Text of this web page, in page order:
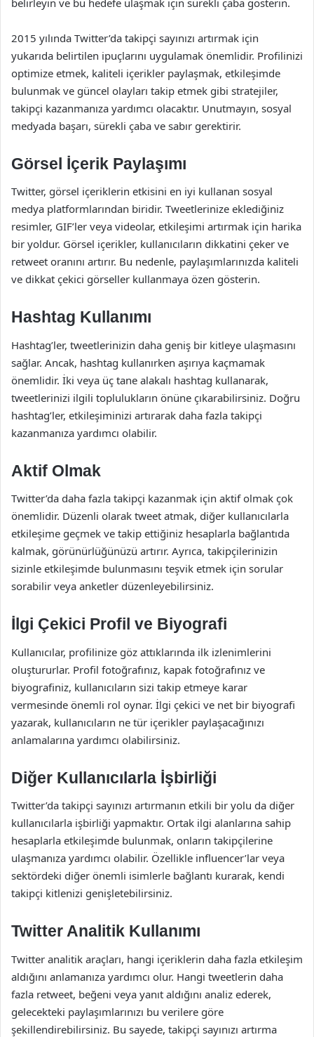
2015 yılında Twitter’da takipçi sayınızı artırmak için
yukarıda belirtilen ipuçlarını uygulamak önemlidir. Profilinizi
optimize etmek, kaliteli içerikler paylaşmak, etkileşimde
bulunmak ve güncel olayları takip etmek gibi stratejiler,
takipçi kazanmanıza yardımcı olacaktır. Unutmayın, sosyal
medyada başarı, sürekli çaba ve sabır gerektirir.
Görsel İçerik Paylaşımı
Twitter, görsel içeriklerin etkisini en iyi kullanan sosyal
medya platformlarından biridir. Tweetlerinize eklediğiniz
resimler, GIF’ler veya videolar, etkileşimi artırmak için harika
bir yoldur. Görsel içerikler, kullanıcıların dikkatini çeker ve
retweet oranını artırır. Bu nedenle, paylaşımlarınızda kaliteli
ve dikkat çekici görseller kullanmaya özen gösterin.
Hashtag Kullanımı
Hashtag’ler, tweetlerinizin daha geniş bir kitleye ulaşmasını
sağlar. Ancak, hashtag kullanırken aşırıya kaçmamak
önemlidir. İki veya üç tane alakalı hashtag kullanarak,
tweetlerinizi ilgili toplulukların önüne çıkarabilirsiniz. Doğru
hashtag’ler, etkileşiminizi artırarak daha fazla takipçi
kazanmanıza yardımcı olabilir.
Aktif Olmak
Twitter’da daha fazla takipçi kazanmak için aktif olmak çok
önemlidir. Düzenli olarak tweet atmak, diğer kullanıcılarla
etkileşime geçmek ve takip ettiğiniz hesaplarla bağlantıda
kalmak, görünürlüğünüzü artırır. Ayrıca, takipçilerinizin
sizinle etkileşimde bulunmasını teşvik etmek için sorular
sorabilir veya anketler düzenleyebilirsiniz.
İlgi Çekici Profil ve Biyografi
Kullanıcılar, profilinize göz attıklarında ilk izlenimlerini
oluştururlar. Profil fotoğrafınız, kapak fotoğrafınız ve
biyografiniz, kullanıcıların sizi takip etmeye karar
vermesinde önemli rol oynar. İlgi çekici ve net bir biyografi
yazarak, kullanıcıların ne tür içerikler paylaşacağınızı
anlamalarına yardımcı olabilirsiniz.
Diğer Kullanıcılarla İşbirliği
Twitter’da takipçi sayınızı artırmanın etkili bir yolu da diğer
kullanıcılarla işbirliği yapmaktır. Ortak ilgi alanlarına sahip
hesaplarla etkileşimde bulunmak, onların takipçilerine
ulaşmanıza yardımcı olabilir. Özellikle influencer’lar veya
sektördeki diğer önemli isimlerle bağlantı kurarak, kendi
takipçi kitlenizi genişletebilirsiniz.
Twitter Analitik Kullanımı
Twitter analitik araçları, hangi içeriklerin daha fazla etkileşim
aldığını anlamanıza yardımcı olur. Hangi tweetlerin daha
fazla retweet, beğeni veya yanıt aldığını analiz ederek,
gelecekteki paylaşımlarınızı bu verilere göre
şekillendirebilirsiniz. Bu sayede, takipçi sayınızı artırma